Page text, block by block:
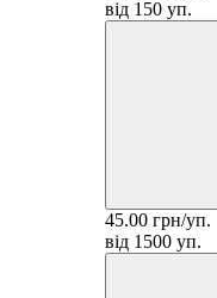
від 150 уп.
45.00 грн/уп.
від 1500 уп.